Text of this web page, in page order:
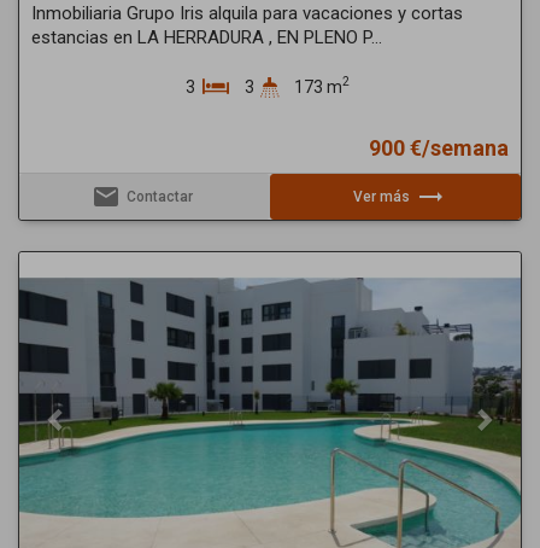
Inmobiliaria Grupo Iris alquila para vacaciones y cortas
estancias en LA HERRADURA , EN PLENO P...
3 3 173 m2
900 €/semana
email Contactar Ver más trending_flat
Next